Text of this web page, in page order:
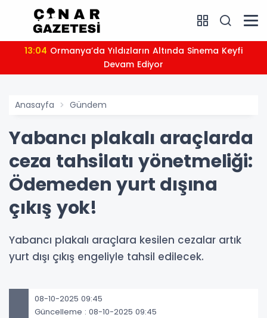
13:04
Devam Ediyor
Anasayfa Gündem
Yabancı plakalı araçlarda
ceza tahsilatı yönetmeliği:
Ödemeden yurt dışına
çıkış yok!
Yabancı plakalı araçlara kesilen cezalar artık
yurt dışı çıkış engeliyle tahsil edilecek.
08-10-2025 09:45
Güncelleme : 08-10-2025 09:45